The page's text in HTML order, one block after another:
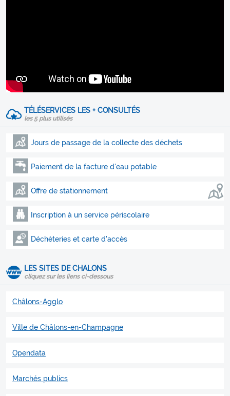
TÉLÉSERVICES LES + CONSULTÉS
les 5 plus utilisés
Jours de passage de la collecte des déchets
Paiement de la facture d'eau potable
Offre de stationnement
Inscription à un service périscolaire
Déchèteries et carte d'accès
LES SITES DE CHALONS
cliquez sur les liens ci-dessous
Châlons-Agglo
Ville de Châlons-en-Champagne
Opendata
Marchés publics